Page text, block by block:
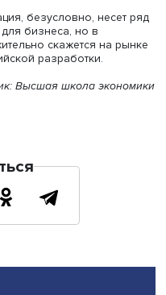
изменения в
бизнес-модель.
как те или иные
работу предприятия.
в данном
«Электронный
варианты
топ-